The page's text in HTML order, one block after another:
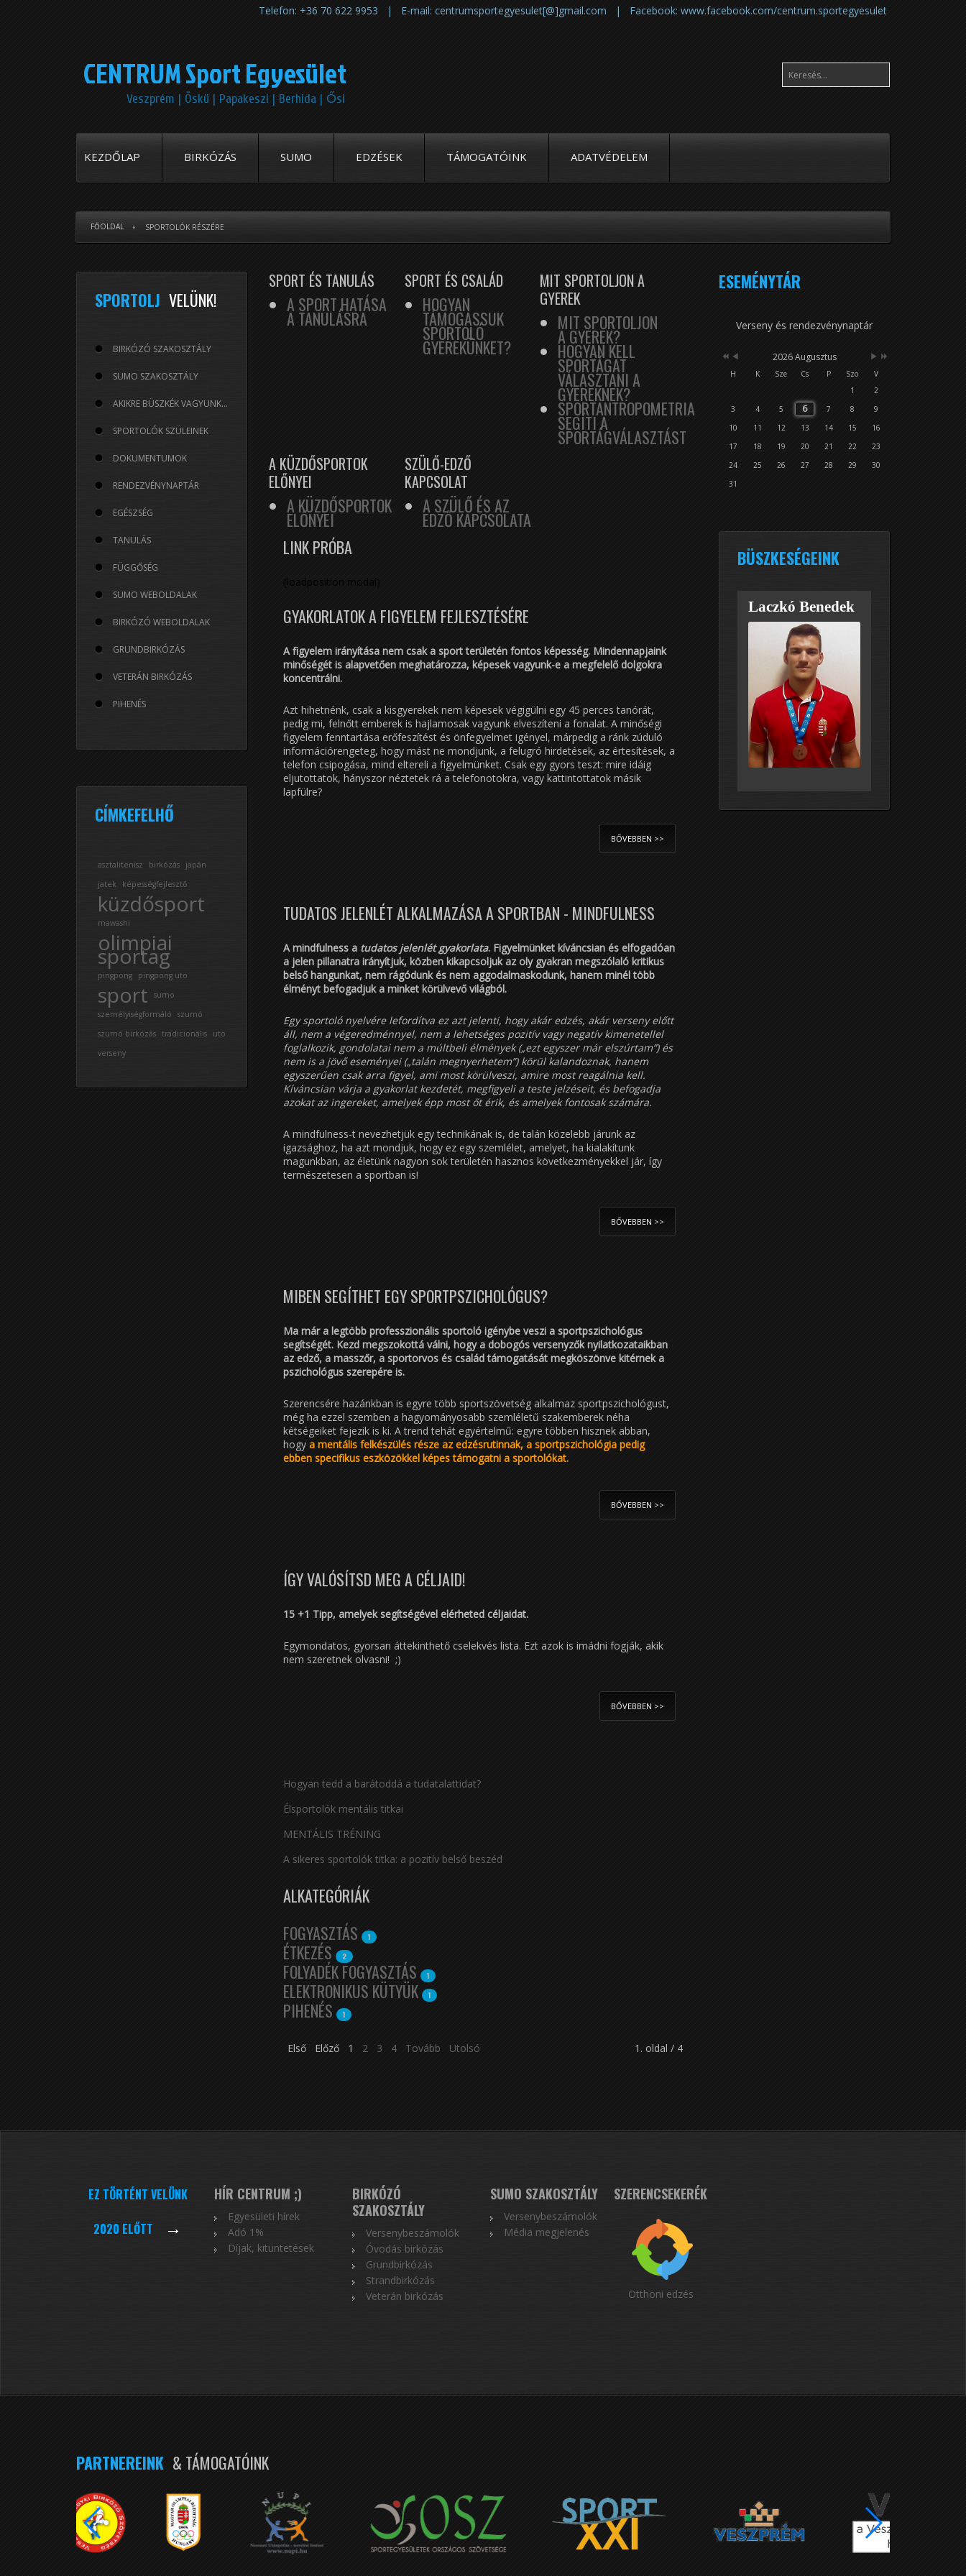
Telefon: +36 70 622 9953 | E-mail: centrumsportegyesulet[@]gmail.com | Facebook: www.facebook.com/centrum.sportegyesulet
CENTRUM Sport Egyesület
Veszprém | Öskü | Papakeszi | Berhida | Ősi
KEZDŐLAP BIRKÓZÁS SUMO EDZÉSEK TÁMOGATÓINK ADATVÉDELEM
FŐOLDAL SPORTOLÓK RÉSZÉRE
SPORTOLJ VELÜNK!
BIRKÓZÓ SZAKOSZTÁLY
SUMO SZAKOSZTÁLY
AKIKRE BÜSZKÉK VAGYUNK...
SPORTOLÓK SZÜLEINEK
DOKUMENTUMOK
RENDEZVÉNYNAPTÁR
EGÉSZSÉG
TANULÁS
FÜGGŐSÉG
SUMO WEBOLDALAK
BIRKÓZÓ WEBOLDALAK
GRUNDBIRKÓZÁS
VETERÁN BIRKÓZÁS
PIHENÉS
CÍMKEFELHŐ
asztalitenisz birkózás
japán
jatek
képességfejlesztő
küzdősport
mawashi
olimpiai
sportag
pingpong pingpong uto
sport
sumo
személyiségformáló
szumó
szumó birkózás tradicionális
uto
verseny
SPORT ÉS TANULÁS
A SPORT HATÁSA
A TANULÁSRA
SPORT ÉS CSALÁD
HOGYAN
TÁMOGASSUK
SPORTOLÓ
GYEREKÜNKET?
MIT SPORTOLJON A
GYEREK
MIT SPORTOLJON
A GYEREK?
HOGYAN KELL
SPORTÁGAT
VÁLASZTANI A
GYEREKNEK?
SPORTANTROPOMETRIA
SEGÍTI A
SPORTÁGVÁLASZTÁST
A KÜZDŐSPORTOK
ELŐNYEI
A KÜZDŐSPORTOK
ELŐNYEI
SZÜLŐ-EDZŐ
KAPCSOLAT
A SZÜLŐ ÉS AZ
EDZŐ KAPCSOLATA
LINK PRÓBA
{loadposition modal)
GYAKORLATOK A FIGYELEM FEJLESZTÉSÉRE
A figyelem irányítása nem csak a sport területén fontos képesség. Mindennapjaink
minőségét is alapvetően meghatározza, képesek vagyunk-e a megfelelő dolgokra
koncentrálni.
Azt hihetnénk, csak a kisgyerekek nem képesek végigülni egy 45 perces tanórát,
pedig mi, felnőtt emberek is hajlamosak vagyunk elveszíteni a fonalat. A minőségi
figyelem fenntartása erőfeszítést és önfegyelmet igényel, márpedig a ránk zúduló
információrengeteg, hogy mást ne mondjunk, a felugró hirdetések, az értesítések, a
telefon csipogása, mind eltereli a figyelmünket. Csak egy gyors teszt: mire idáig
eljutottatok, hányszor néztetek rá a telefonotokra, vagy kattintottatok másik
lapfülre?
BŐVEBBEN >>
TUDATOS JELENLÉT ALKALMAZÁSA A SPORTBAN - MINDFULNESS
A mindfulness a tudatos jelenlét gyakorlata. Figyelmünket kíváncsian és elfogadóan
a jelen pillanatra irányítjuk, közben kikapcsoljuk az oly gyakran megszólaló kritikus
belső hangunkat, nem rágódunk és nem aggodalmaskodunk, hanem minél több
élményt befogadjuk a minket körülvevő világból.
Egy sportoló nyelvére lefordítva ez azt jelenti, hogy akár edzés, akár verseny előtt
áll, nem a végeredménnyel, nem a lehetséges pozitív vagy negatív kimenetellel
foglalkozik, gondolatai nem a múltbeli élmények („ezt egyszer már elszúrtam”) és
nem is a jövő eseményei („talán megnyerhetem”) körül kalandoznak, hanem
egyszerűen csak arra figyel, ami most körülveszi, amire most reagálnia kell.
Kíváncsian várja a gyakorlat kezdetét, megfigyeli a teste jelzéseit, és befogadja
azokat az ingereket, amelyek épp most őt érik, és amelyek fontosak számára.
A mindfulness-t nevezhetjük egy technikának is, de talán közelebb járunk az
igazsághoz, ha azt mondjuk, hogy ez egy szemlélet, amelyet, ha kialakítunk
magunkban, az életünk nagyon sok területén hasznos következményekkel jár, így
természetesen a sportban is!
BŐVEBBEN >>
MIBEN SEGÍTHET EGY SPORTPSZICHOLÓGUS?
Ma már a legtöbb professzionális sportoló igénybe veszi a sportpszichológus
segítségét. Kezd megszokottá válni, hogy a dobogós versenyzők nyilatkozataikban
az edző, a masszőr, a sportorvos és család támogatását megköszönve kitérnek a
pszichológus szerepére is.
Szerencsére hazánkban is egyre több sportszövetség alkalmaz sportpszichológust,
még ha ezzel szemben a hagyományosabb szemléletű szakemberek néha
kétségeiket fejezik is ki. A trend tehát egyértelmű: egyre többen hisznek abban,
hogy a mentális felkészülés része az edzésrutinnak, a sportpszichológia pedig
ebben specifikus eszközökkel képes támogatni a sportolókat.
BŐVEBBEN >>
ÍGY VALÓSÍTSD MEG A CÉLJAID!
15 +1 Tipp, amelyek segítségével elérheted céljaidat.
Egymondatos, gyorsan áttekinthető cselekvés lista. Ezt azok is imádni fogják, akik
nem szeretnek olvasni! ;)
BŐVEBBEN >>
Hogyan tedd a barátoddá a tudatalattidat?
Élsportolók mentális titkai
MENTÁLIS TRÉNING
A sikeres sportolók titka: a pozitív belső beszéd
ALKATEGÓRIÁK
FOGYASZTÁS
1
ÉTKEZÉS 2
FOLYADÉK FOGYASZTÁS 1
ELEKTRONIKUS KÜTYÜK 1
PIHENÉS 1
1. oldal / 4
Első Előző 1 2 3 4 Tovább Utolsó
ESEMÉNYTÁR
Verseny és rendezvénynaptár
év hónap
2026 Augusztus
H K Sze Cs P Szo
V
1
2
3
4 5 6 7 8
9
10
11 12 13 14 15
16
17
18 19 20 21 22
23
24
25 26 27 28 29
30
31
BÜSZKESÉGEINK
Laczkó Benedek
EZ TÖRTÉNT VELÜNK
2020 ELŐTT
→
HÍR CENTRUM ;)
Egyesületi hírek
Adó 1%
Díjak, kitüntetések
BIRKÓZÓ
SZAKOSZTÁLY
Versenybeszámolók
Óvodás birkózás
Grundbirkózás
Strandbirkózás
Veterán birkózás
SUMO SZAKOSZTÁLY
Versenybeszámolók
Média megjelenés
SZERENCSEKERÉK
Otthoni edzés
PARTNEREINK & TÁMOGATÓINK